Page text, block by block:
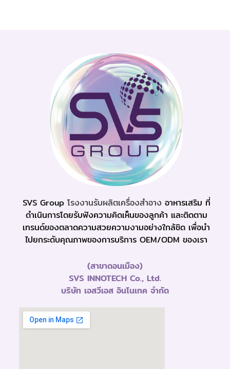
SVS Group โรงงานรับผลิตเครื่องสำอาง อาหารเสริม ที่
ดำเนินการโดยรับฟังความคิดเห็นของลูกค้า และติดตาม
เทรนด์ของตลาดความสวยความงามอย่างใกล้ชิด เพื่อนำ
ไปยกระดับคุณภาพของการบริการ OEM/ODM ของเรา
(สาขาดอนเมือง)
SVS INNOTECH Co., Ltd.
บริษัท เอสวีเอส อินโนเทค จำกัด